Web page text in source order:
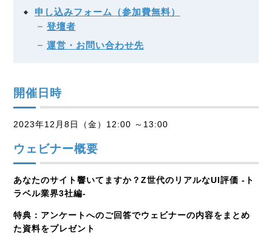
申し込みフォーム（参加費無料）
登壇者
運営・お問い合わせ先
開催日時
2023年12月8日（金）12:00 ～13:00
ウェビナー概要
あなたのサイト響いてますか？Z世代のリアルなUI評価 -ト
ラベル業界3社編-
特典：アンケートへのご回答でウェビナーの内容をまとめ
た資料をプレゼント